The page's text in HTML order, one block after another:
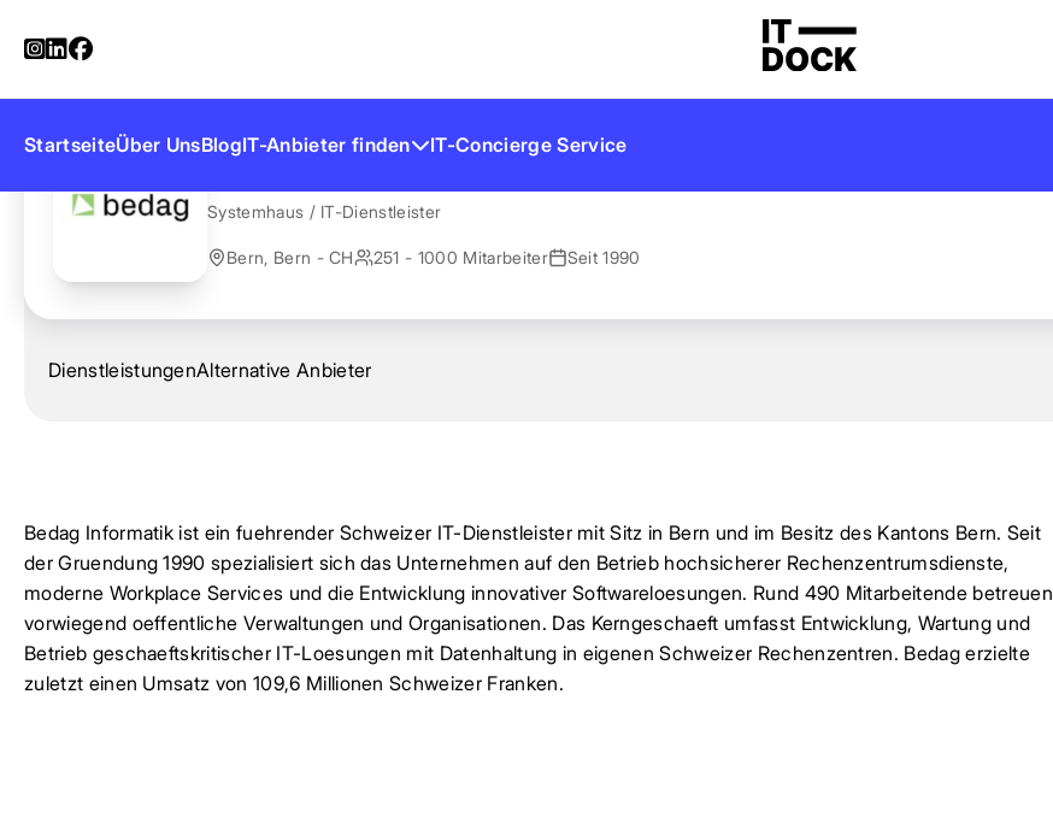
StartseiteÜber UnsBlogIT-Anbieter finden IT-Concierge Service
Startseite
Bedag Informatik
Systemhaus / IT-Dienstleister
Bern, Bern - CH 251 - 1000 Mitarbeiter Seit 1990
DienstleistungenAlternative Anbieter
Bedag Informatik ist ein fuehrender Schweizer IT-Dienstleister mit Sitz in Bern und im Besitz des Kantons Bern. Seit
der Gruendung 1990 spezialisiert sich das Unternehmen auf den Betrieb hochsicherer Rechenzentrumsdienste,
moderne Workplace Services und die Entwicklung innovativer Softwareloesungen. Rund 490 Mitarbeitende betreuen
vorwiegend oeffentliche Verwaltungen und Organisationen. Das Kerngeschaeft umfasst Entwicklung, Wartung und
Betrieb geschaeftskritischer IT-Loesungen mit Datenhaltung in eigenen Schweizer Rechenzentren. Bedag erzielte
zuletzt einen Umsatz von 109,6 Millionen Schweizer Franken.